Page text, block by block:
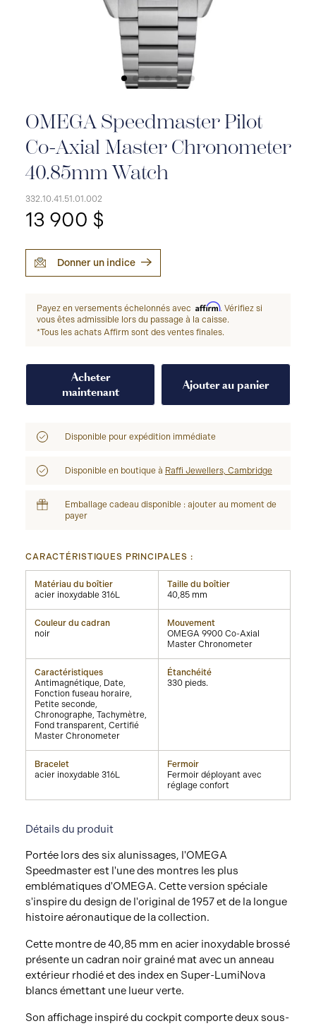
OMEGA Speedmaster Pilot
Co-Axial Master Chronometer
40.85mm Watch
332.10.41.51.01.002
13 900 $
Donner un indice
Payez en versements échelonnés avec Affirm. Vérifiez si
vous êtes admissible lors du passage à la caisse.
*Tous les achats Affirm sont des ventes finales.
Acheter
maintenant
Ajouter au panier
Disponible pour expédition immédiate
Disponible en boutique à Raffi Jewellers, Cambridge
Emballage cadeau disponible : ajouter au moment de
payer
CARACTÉRISTIQUES PRINCIPALES :
Matériau du boîtier
acier inoxydable 316L
Taille du boîtier
40,85 mm
Couleur du cadran
noir
Mouvement
OMEGA 9900 Co-Axial
Master Chronometer
Caractéristiques
Antimagnétique, Date,
Fonction fuseau horaire,
Petite seconde,
Chronographe, Tachymètre,
Fond transparent, Certifié
Master Chronometer
Étanchéité
330 pieds.
Bracelet
acier inoxydable 316L
Fermoir
Fermoir déployant avec
réglage confort
Détails du produit
Portée lors des six alunissages, l'OMEGA
Speedmaster est l'une des montres les plus
emblématiques d'OMEGA. Cette version spéciale
s'inspire du design de l'original de 1957 et de la longue
histoire aéronautique de la collection.
Cette montre de 40,85 mm en acier inoxydable brossé
présente un cadran noir grainé mat avec un anneau
extérieur rhodié et des index en Super-LumiNova
blancs émettant une lueur verte.
Son affichage inspiré du cockpit comporte deux sous-